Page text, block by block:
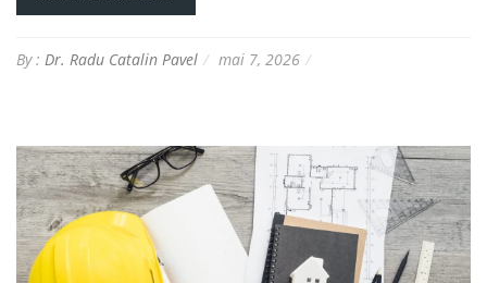
By : Dr. Radu Catalin Pavel mai 7, 2026